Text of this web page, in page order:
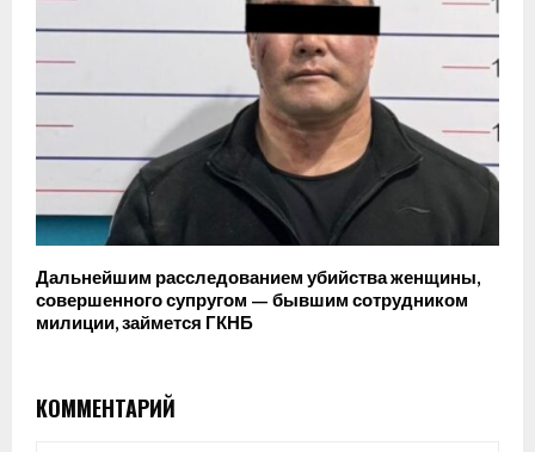
Дальнейшим расследованием убийства женщины,
совершенного супругом — бывшим сотрудником
милиции, займется ГКНБ
КОММЕНТАРИЙ